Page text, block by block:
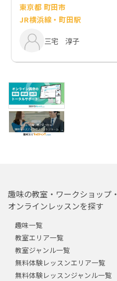
東京都 町田市
JR横浜線・町田駅
三宅 淳子
趣味の教室・ワークショップ・
オンラインレッスンを探す
趣味一覧
教室エリア一覧
教室ジャンル一覧
無料体験レッスンエリア一覧
無料体験レッスンジャンル一覧